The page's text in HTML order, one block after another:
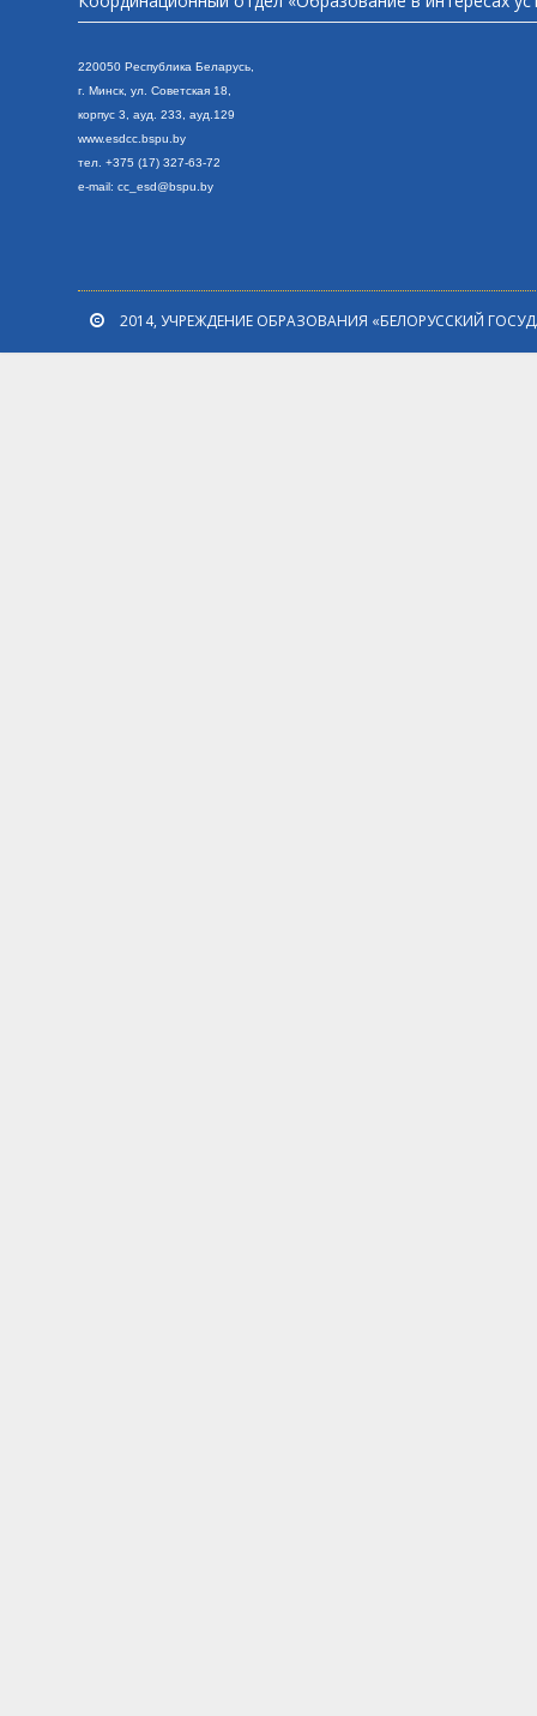
220050 Республика Беларусь,
г. Минск, ул. Советская 18,
корпус 3, ауд. 233, ауд.129
www.esdcc.bspu.by
тел. +375 (17) 327-63-72
e-mail: cc_esd@bspu.by
2014, УЧРЕЖДЕНИЕ ОБРАЗОВАНИЯ «БЕЛОРУССКИЙ